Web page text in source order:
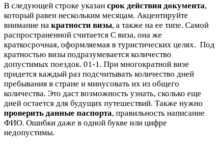
В следующей строке указан срок действия документа,
который равен нескольким месяцам. Акцентируйте
внимание на кратности визы, а также на ее типе. Самой
распространенной считается С виза, она же
краткосрочная, оформляемая в туристических целях. Под
кратностью визы подразумевается количество
допустимых поездок. 01-1. При многократной визе
придется каждый раз подсчитывать количество дней
пребывания в стране и минусовать их из общего
количества. Это даст возможность узнать, сколько еще
дней остается для будущих путешествий. Также нужно
проверить данные паспорта, правильность написание
ФИО. Ошибки даже в одной букве или цифре
недопустимы.